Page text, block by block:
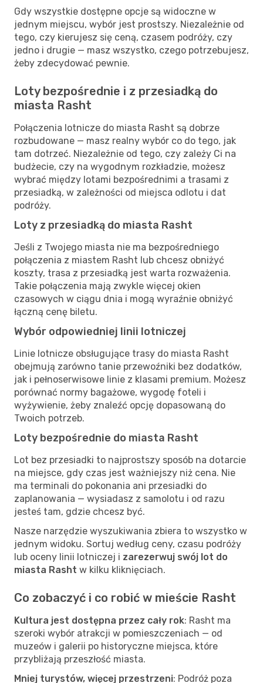
Gdy wszystkie dostępne opcje są widoczne w
jednym miejscu, wybór jest prostszy. Niezależnie od
tego, czy kierujesz się ceną, czasem podróży, czy
jedno i drugie — masz wszystko, czego potrzebujesz,
żeby zdecydować pewnie.
Loty bezpośrednie i z przesiadką do
miasta Rasht
Połączenia lotnicze do miasta Rasht są dobrze
rozbudowane — masz realny wybór co do tego, jak
tam dotrzeć. Niezależnie od tego, czy zależy Ci na
budżecie, czy na wygodnym rozkładzie, możesz
wybrać między lotami bezpośrednimi a trasami z
przesiadką, w zależności od miejsca odlotu i dat
podróży.
Loty z przesiadką do miasta Rasht
Jeśli z Twojego miasta nie ma bezpośredniego
połączenia z miastem Rasht lub chcesz obniżyć
koszty, trasa z przesiadką jest warta rozważenia.
Takie połączenia mają zwykle więcej okien
czasowych w ciągu dnia i mogą wyraźnie obniżyć
łączną cenę biletu.
Wybór odpowiedniej linii lotniczej
Linie lotnicze obsługujące trasy do miasta Rasht
obejmują zarówno tanie przewoźniki bez dodatków,
jak i pełnoserwisowe linie z klasami premium. Możesz
porównać normy bagażowe, wygodę foteli i
wyżywienie, żeby znaleźć opcję dopasowaną do
Twoich potrzeb.
Loty bezpośrednie do miasta Rasht
Lot bez przesiadki to najprostszy sposób na dotarcie
na miejsce, gdy czas jest ważniejszy niż cena. Nie
ma terminali do pokonania ani przesiadki do
zaplanowania — wysiadasz z samolotu i od razu
jesteś tam, gdzie chcesz być.
Nasze narzędzie wyszukiwania zbiera to wszystko w
jednym widoku. Sortuj według ceny, czasu podróży
lub oceny linii lotniczej i zarezerwuj swój lot do
miasta Rasht w kilku kliknięciach.
Co zobaczyć i co robić w mieście Rasht
Kultura jest dostępna przez cały rok: Rasht ma
szeroki wybór atrakcji w pomieszczeniach — od
muzeów i galerii po historyczne miejsca, które
przybliżają przeszłość miasta.
Mniej turystów, więcej przestrzeni: Podróż poza